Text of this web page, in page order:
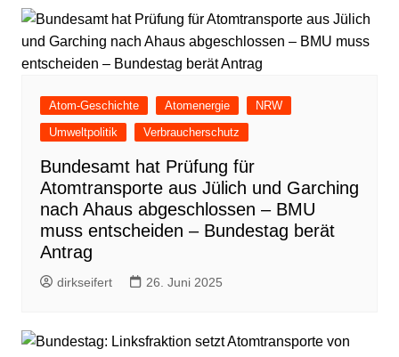
Atom-Geschichte Atomenergie
NRW
Umweltpolitik
Verbraucherschutz
Bundesamt hat Prüfung für
Atomtransporte aus Jülich und Garching
nach Ahaus abgeschlossen – BMU
muss entscheiden – Bundestag berät
Antrag
dirkseifert 26. Juni 2025